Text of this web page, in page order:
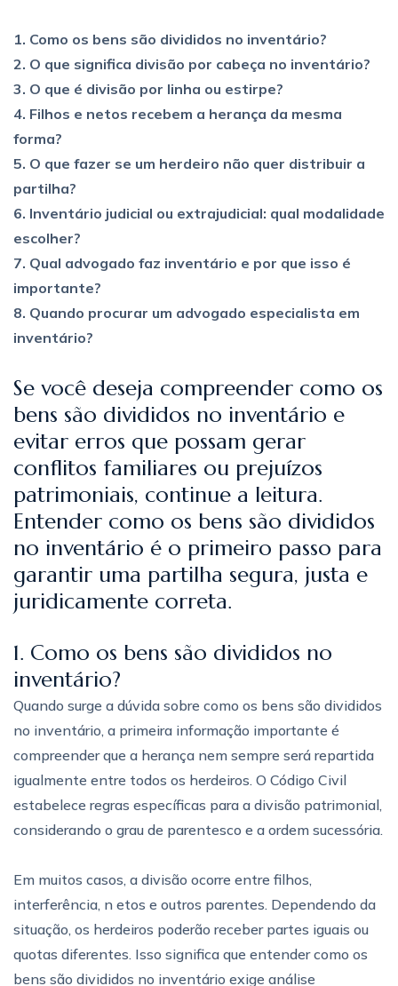
1. Como os bens são divididos no inventário?
2. O que significa divisão por cabeça no inventário?
3. O que é divisão por linha ou estirpe?
4. Filhos e netos recebem a herança da mesma
forma?
5. O que fazer se um herdeiro não quer distribuir a
partilha?
6. Inventário judicial ou extrajudicial: qual modalidade
escolher?
7. Qual advogado faz inventário e por que isso é
importante?
8. Quando procurar um advogado especialista em
inventário?
Se você deseja compreender como os
bens são divididos no inventário e
evitar erros que possam gerar
conflitos familiares ou prejuízos
patrimoniais, continue a leitura.
Entender como os bens são divididos
no inventário é o primeiro passo para
garantir uma partilha segura, justa e
juridicamente correta.
1. Como os bens são divididos no
inventário?
Quando surge a dúvida sobre como os bens são divididos
no inventário, a primeira informação importante é
compreender que a herança nem sempre será repartida
igualmente entre todos os herdeiros. O Código Civil
estabelece regras específicas para a divisão patrimonial,
considerando o grau de parentesco e a ordem sucessória.
Em muitos casos, a divisão ocorre entre filhos,
interferência, n etos e outros parentes. Dependendo da
situação, os herdeiros poderão receber partes iguais ou
quotas diferentes. Isso significa que entender como os
bens são divididos no inventário exige análise